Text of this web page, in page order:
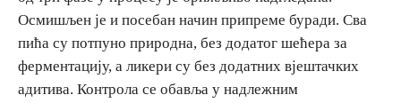
Осмишљен је и посебан начин припреме буради. Сва
пића су потпуно природна, без додатог шећера за
ферментацију, а ликери су без додатних вјештачких
адитива. Контрола се обавља у надлежним